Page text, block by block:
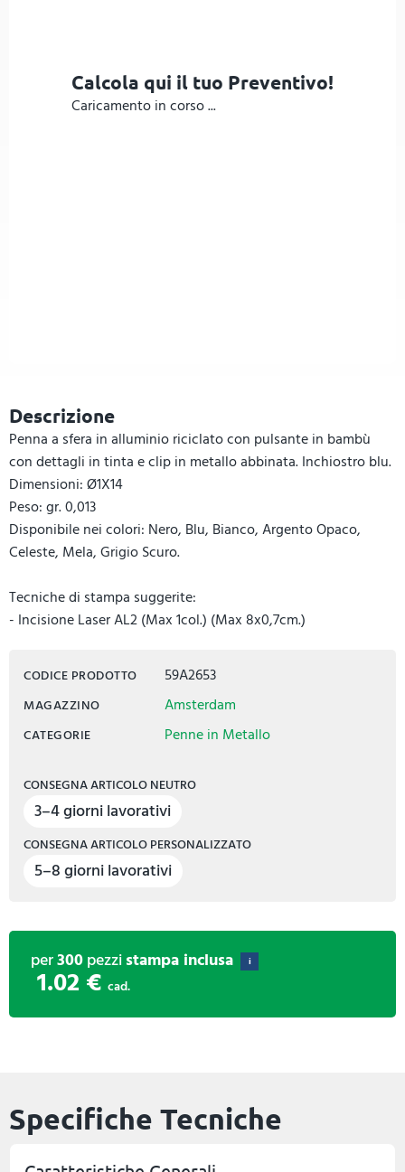
Calcola qui il tuo Preventivo!
Caricamento in corso ...
Descrizione
Penna a sfera in alluminio riciclato con pulsante in bambù
con dettagli in tinta e clip in metallo abbinata. Inchiostro blu.
Dimensioni: Ø1X14
Peso: gr. 0,013
Disponibile nei colori: Nero, Blu, Bianco, Argento Opaco,
Celeste, Mela, Grigio Scuro.
Tecniche di stampa suggerite:
- Incisione Laser AL2 (Max 1col.) (Max 8x0,7cm.)
CODICE PRODOTTO 59A2653
MAGAZZINO Amsterdam
CATEGORIE Penne in Metallo
CONSEGNA ARTICOLO NEUTRO
3–4 giorni lavorativi
CONSEGNA ARTICOLO PERSONALIZZATO
5–8 giorni lavorativi
per300pezzistampa inclusa i
1.02 € cad.
Specifiche Tecniche